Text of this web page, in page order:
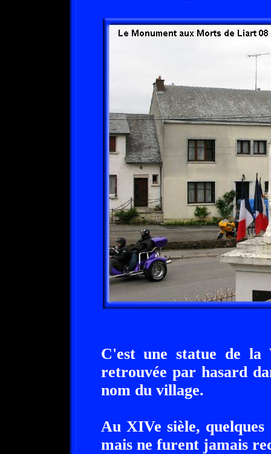
C'est une statue de la
retrouvée par hasard
nom du village.
Au XIVe sièle,
mais ne furent jamais